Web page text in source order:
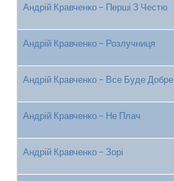
Андрій Кравченко - Перші З Честю
Андрій Кравченко - Розлучниця
Андрій Кравченко - Все Буде Добре
Андрій Кравченко - Не Плач
Андрій Кравченко - Зорі